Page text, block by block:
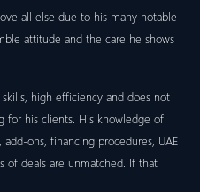
all else due to his many notable
attitude and the care he shows
high efficiency and does not
for his clients. His knowledge of
ons, financing procedures, UAE
of deals are unmatched. If that